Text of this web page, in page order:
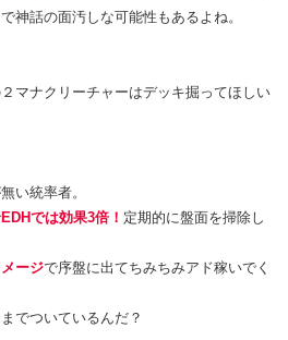
神話の面汚しな可能性もあるよね。
マナクリーチャーはデッキ掘ってほしい
い統率者。
EDHでは効果3倍！ 定期的に盤面を掃除し
ージで序盤に出てちみちみアド稼いでく
でついているんだ？